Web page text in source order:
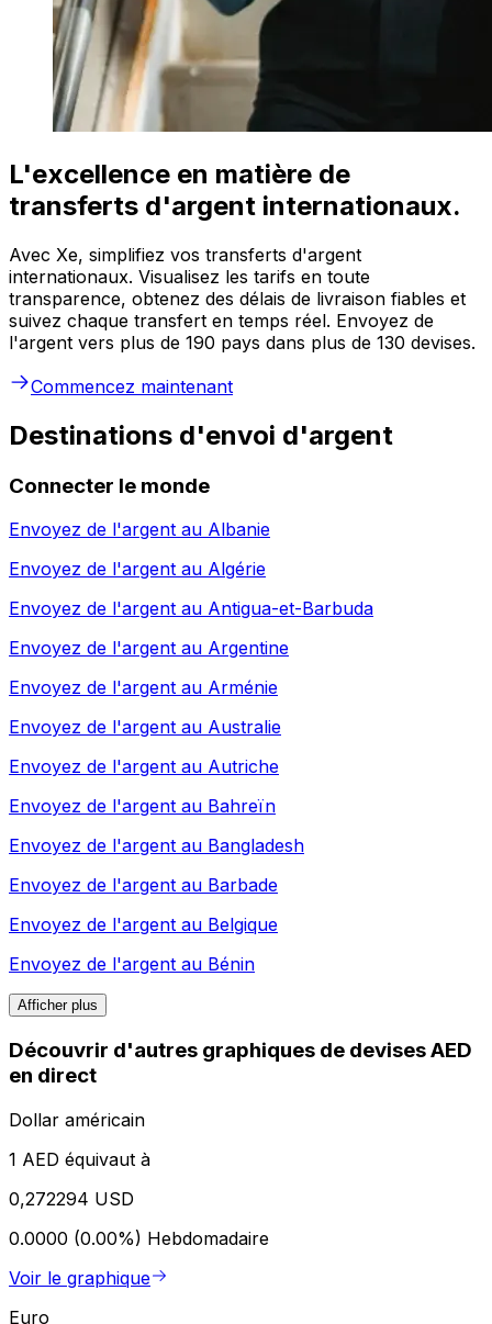
L'excellence en matière de
transferts d'argent internationaux.
Avec Xe, simplifiez vos transferts d'argent
internationaux. Visualisez les tarifs en toute
transparence, obtenez des délais de livraison fiables et
suivez chaque transfert en temps réel. Envoyez de
l'argent vers plus de 190 pays dans plus de 130 devises.
Commencez maintenant
Destinations d'envoi d'argent
Connecter le monde
Envoyez de l'argent au Albanie
Envoyez de l'argent au Algérie
Envoyez de l'argent au Antigua-et-Barbuda
Envoyez de l'argent au Argentine
Envoyez de l'argent au Arménie
Envoyez de l'argent au Australie
Envoyez de l'argent au Autriche
Envoyez de l'argent au Bahreïn
Envoyez de l'argent au Bangladesh
Envoyez de l'argent au Barbade
Envoyez de l'argent au Belgique
Envoyez de l'argent au Bénin
Afficher plus
Découvrir d'autres graphiques de devises AED
en direct
Dollar américain
1 AED équivaut à
0,272294 USD
0.0000 (0.00%) Hebdomadaire
Voir le graphique
Euro